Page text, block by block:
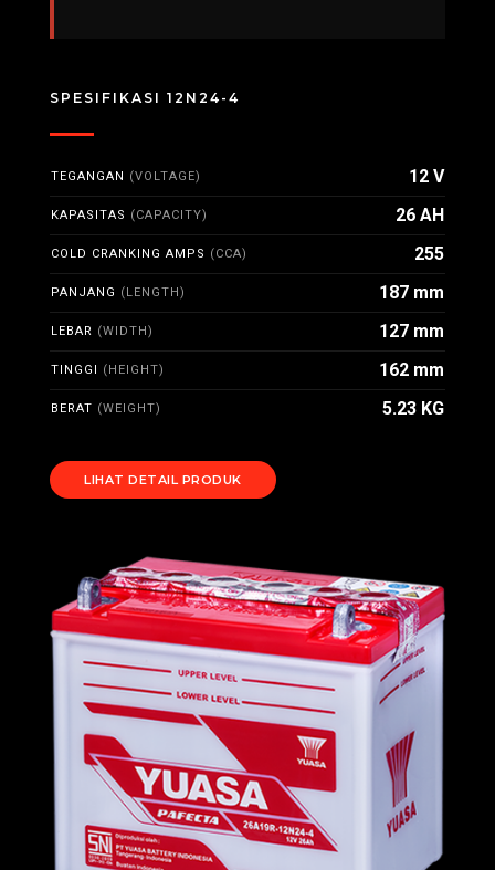
SPESIFIKASI 12N24-4
TEGANGAN (VOLTAGE) 12 V
KAPASITAS (CAPACITY) 26 AH
COLD CRANKING AMPS (CCA) 255
PANJANG (LENGTH) 187 mm
LEBAR (WIDTH) 127 mm
TINGGI (HEIGHT) 162 mm
BERAT (WEIGHT) 5.23 KG
LIHAT DETAIL PRODUK